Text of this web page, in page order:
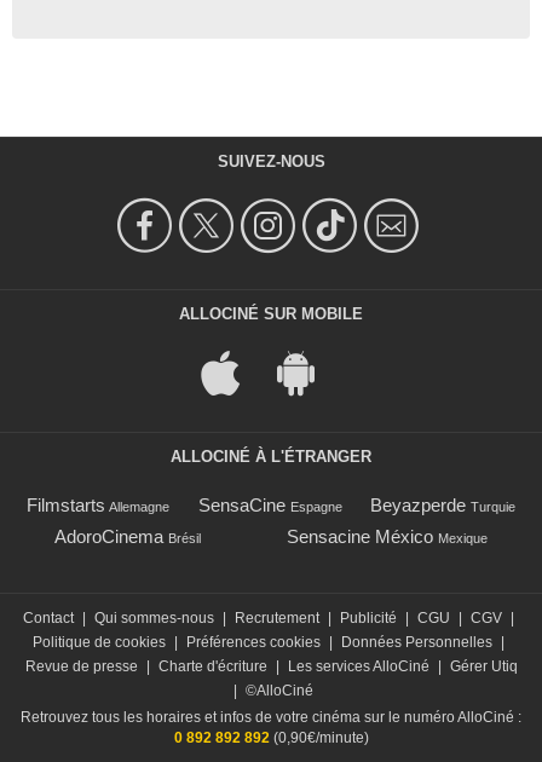
SUIVEZ-NOUS
ALLOCINÉ SUR MOBILE
ALLOCINÉ À L'ÉTRANGER
Filmstarts Allemagne SensaCine Espagne Beyazperde Turquie
AdoroCinema Brésil Sensacine México Mexique
Contact Qui sommes-nous Recrutement Publicité CGU CGV
Politique de cookies
Préférences cookies Données Personnelles
Revue de presse
Charte d'écriture Les services AlloCiné
Gérer Utiq
©AlloCiné
Retrouvez tous les horaires et infos de votre cinéma sur le numéro AlloCiné :
0 892 892 892(0,90€/minute)